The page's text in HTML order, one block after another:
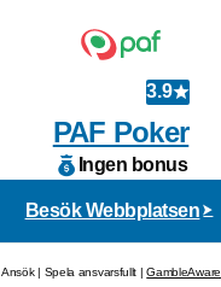
3.9
PAF Poker
Ingen bonus
Besök Webbplatsen
Ansök | Spela ansvarsfullt |GambleAware